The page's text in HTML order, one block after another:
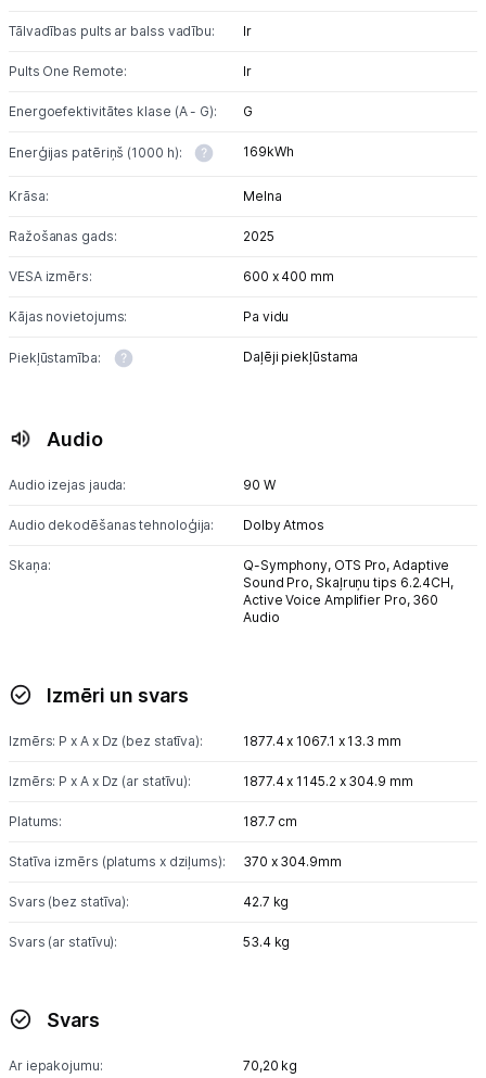
Tālvadības pults ar balss vadību: Ir
Pults One Remote: Ir
Energoefektivitātes klase (A - G): G
Enerģijas patēriņš (1000 h): 169kWh
Krāsa: Melna
Ražošanas gads: 2025
VESA izmērs: 600 x 400 mm
Kājas novietojums: Pa vidu
Piekļūstamība: Daļēji piekļūstama
Audio
Audio izejas jauda: 90 W
Audio dekodēšanas tehnoloģija: Dolby Atmos
Skaņa: Q-Symphony, OTS Pro,Adaptive
Sound Pro, Skaļruņu tips 6.2.4CH,
Active Voice Amplifier Pro, 360
Audio
Izmēri un svars
Izmērs: P x A x Dz (bez statīva): 1877.4 x 1067.1 x 13.3 mm
Izmērs: P x A x Dz (ar statīvu): 1877.4 x 1145.2 x 304.9 mm
Platums: 187.7 cm
Statīva izmērs (platums x dziļums): 370 x 304.9mm
Svars (bez statīva): 42.7 kg
Svars (ar statīvu): 53.4 kg
Svars
Ar iepakojumu: 70,20 kg